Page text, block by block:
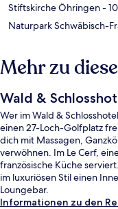
Stiftskirche Öhringen-
Naturpark Schwäbisch-
Mehr zu
Wald &
Wer im Wald &
einen 27-Loch-Golfplatz
dich mit Massagen,
verwöhnen. Im Le Cerf,
französische Küche
im luxuriösen Stil einen
Loungebar.
Informationen zu den